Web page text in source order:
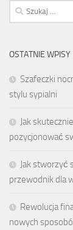
Szukaj:
OSTATNIE WPISY
Szafeczki
stylu sypialni
Jak
pozycjonować
Jak stworzyć
przewodnik dla
Rewolucja
nowych